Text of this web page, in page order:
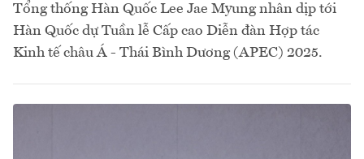
Tổng thống Hàn Quốc Lee Jae Myung nhân dịp tới
Hàn Quốc dự Tuần lễ Cấp cao Diễn đàn Hợp tác
Kinh tế châu Á - Thái Bình Dương (APEC) 2025.